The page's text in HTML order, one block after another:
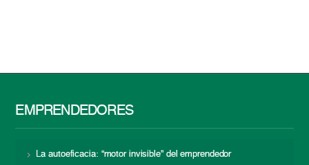
EMPRENDEDORES
La autoeficacia: “motor invisible” del emprendedor